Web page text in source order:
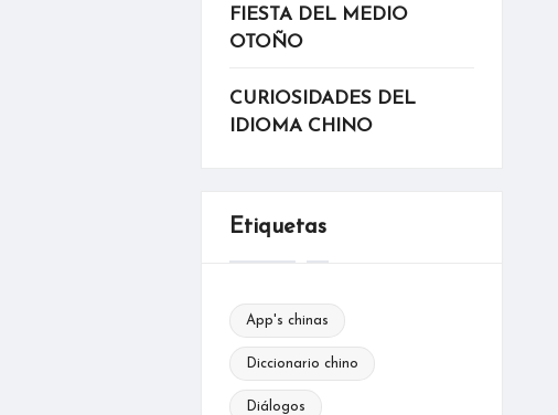
FIESTA DEL MEDIO
OTOÑO
CURIOSIDADES DEL
IDIOMA CHINO
Etiquetas
App's chinas
Diccionario chino
Diálogos